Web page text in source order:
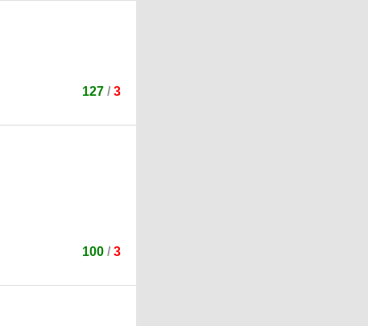
127/ 3
100/ 3